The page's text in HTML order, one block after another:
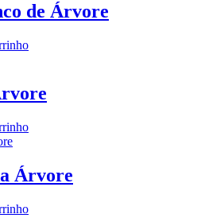
de Árvore
Árvore